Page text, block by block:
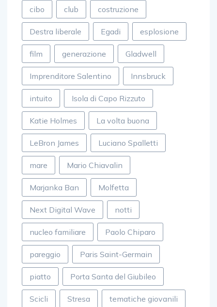
cibo club costruzione
Destra liberale Egadi esplosione
film generazione Gladwell
Imprenditore Salentino Innsbruck
intuito Isola di Capo Rizzuto
Katie Holmes La volta buona
LeBron James Luciano Spalletti
mare Mario Chiavalin
Marjanka Ban Molfetta
Next Digital Wave notti
nucleo familiare Paolo Chiparo
pareggio Paris Saint-Germain
piatto Porta Santa del Giubileo
Scicli Stresa tematiche giovanili